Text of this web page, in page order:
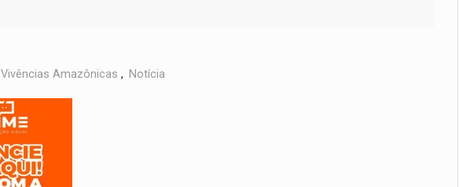
Vivências Amazônicas , Notícia